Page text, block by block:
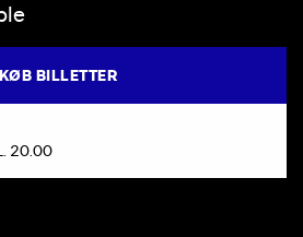
le
KØB BILLETTER
20.00